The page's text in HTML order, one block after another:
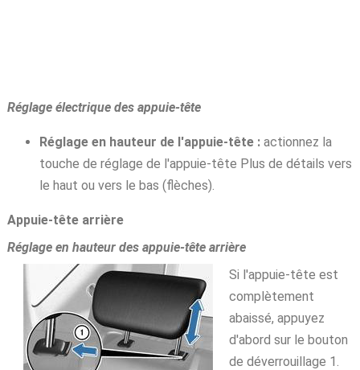
Réglage électrique des appuie-tête
Réglage en hauteur de l'appuie-tête :actionnez la
touche de réglage de l'appuie-tête Plus de détails vers
le haut ou vers le bas (flèches).
Appuie-tête arrière
Réglage en hauteur des appuie-tête arrière
Si l'appuie-tête est
complètement
abaissé, appuyez
d'abord sur le bouton
de déverrouillage 1.